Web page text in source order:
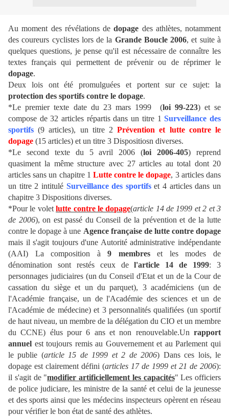
Au moment des révélations dedopage des athlètes, notamment
des coureurs cyclistes lors de la Grande Boucle 2006, et suite à
quelques questions, je pense qu'il est nécessaire de connaître les
textes français qui permettent de prévenir ou de réprimer le
dopage.
Deux lois ont été promulguées et portent sur ce sujet: la
protection des sportifs contre le dopage.
*Le premier texte date du 23 mars 1999 (loi 99-223) et se
compose de 32 articles répartis dans un titre 1Surveillance des
sportifs (9 articles), un titre 2Prévention et lutte contre le
dopage (15 articles) et un titre 3 Dispositiosn diverses.
*Le second texte du 5 avril 2006 (loi 2006-405) reprend
quasiment la même structure avec 27 articles au total dont 20
articles sans un chapitre 1 Lutte contre le dopage, 3 articles dans
un titre 2 intitulé Surveillance des sportifset 4 articles dans un
chapitre 3 Dispositions diverses.
*Pour le voletlutte contre le dopage(article 14 de 1999 et 2 et 3
de 2006), on est passé du Conseil de la prévention et de la lutte
contre le dopage à une Agence française de lutte contre dopage
mais il s'agit toujours d'une Autorité administrative indépendante
(AAI) La composition à9 membreset les modes de
dénomination sont restés ceux del'article 14 de 1999: 3
personnages judiciaires (un du Conseil d'Etat et un de la Cour de
cassation du siège et un du parquet), 3 académiciens (un de
l'Académie française, un de l'Académie des sciences et un de
l'Académie de médecine) et 3 personnalités qualifiées (un sportif
de haut niveau, un membre de la délégation du CIO et un membre
du CCNE) élus pour 6 ans et non renouvelable.Un rapport
annuel est toujours remis au Gouvernement et au Parlement qui
le publie (article 15 de 1999 et 2 de 2006) Dans ces lois, le
dopage est clairement défini (articles 17 de 1999 et 21 de 2006):
il s'agit de "modifier artificiellement les capacités" Les officiers
de police judiciare, les ministre de la santé et celui de la jeunesse
et des sports ainsi que les médecins inspecteurs opèrent en réseau
pour vérifier le bon état de santé des athlètes.